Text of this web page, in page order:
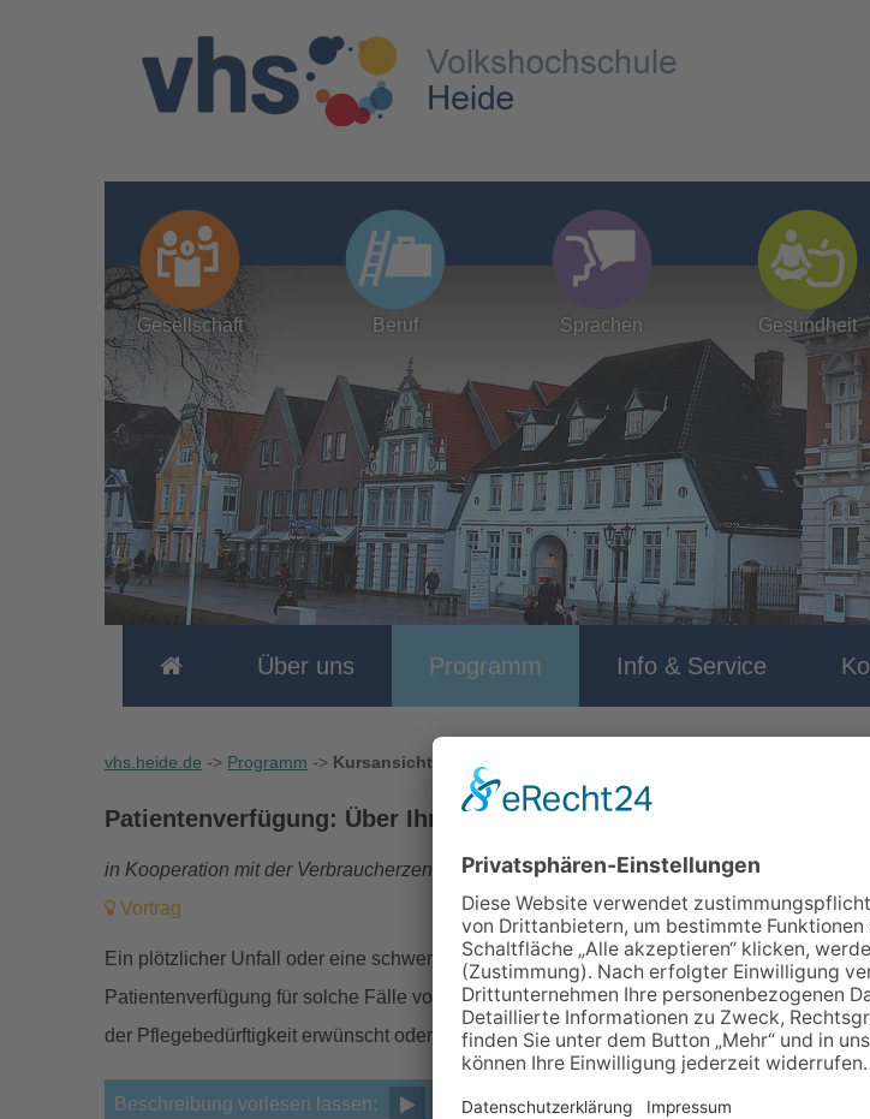
Gesellschaft Beruf Sprachen Gesundheit
Über uns Programm Info & Service
vhs.heide.de -> Programm -> Kursansicht
Patientenverfügung: Über Ihre Behandlung bestimmten Sie!
in Kooperation mit der Verbraucherzentrale
Vortrag
Ein plötzlicher Unfall oder eine schwer verlaufende Erkrankung – jeden kann es treffen.
Patientenverfügung für solche Fälle vorsorgen. Sie legt fest, welche Untersuchungen
der Pflegebedürftigkeit erwünscht oder nicht erwünscht sind.
Beschreibung vorlesen lassen: